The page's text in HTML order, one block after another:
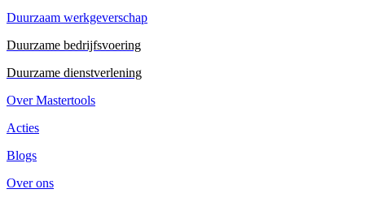
Duurzaam werkgeverschap
Duurzame bedrijfsvoering
Duurzame dienstverlening
Over Mastertools
Acties
Blogs
Over ons